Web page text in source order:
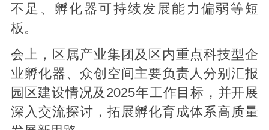
不足、孵化器可持续发展能力偏弱等短
板。
会上，区属产业集团及区内重点科技型企
业孵化器、众创空间主要负责人分别汇报
园区建设情况及2025年工作目标，并开展
深入交流探讨，拓展孵化育成体系高质量